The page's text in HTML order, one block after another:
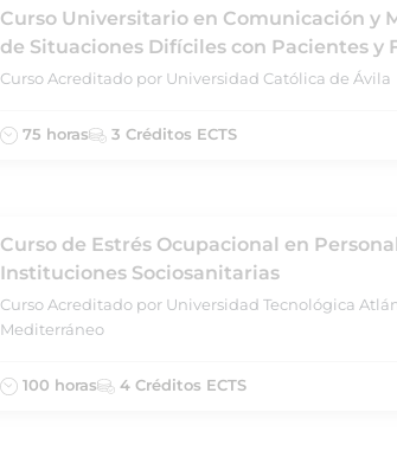
Curso Universitario en Comunicación y
de Situaciones Difíciles con Pacientes y
Curso Acreditado por Universidad Católica de Ávila
75 horas 3 Créditos ECTS
Curso de Estrés Ocupacional en
Instituciones Sociosanitarias
Curso Acreditado por Universidad Tecnológica
Mediterráneo
100 horas 4 Créditos ECTS